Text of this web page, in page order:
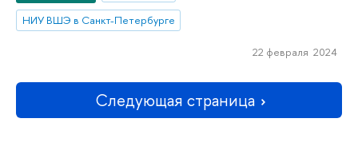
НИУ ВШЭ в Санкт-Петербурге
22 февраля 2024
Следующая страница